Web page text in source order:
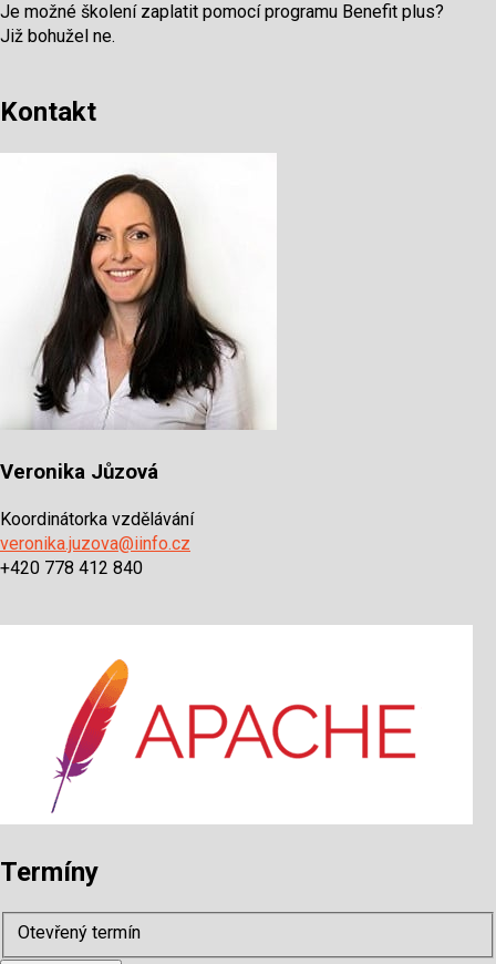
Je možné školení zaplatit pomocí programu Benefit plus?
Již bohužel ne.
Kontakt
Veronika Jůzová
Koordinátorka vzdělávání
veronika.juzova@iinfo.cz
+420 778 412 840
Termíny
Otevřený termín